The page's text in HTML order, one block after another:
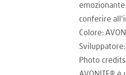
conferire
Colore:
Photo